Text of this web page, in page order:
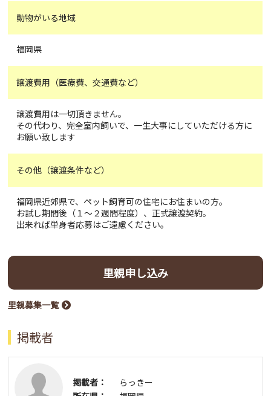
動物がいる地域
福岡県
譲渡費用（医療費、交通費など）
譲渡費用は一切頂きません。
その代わり、完全室内飼いで、一生大事にしていただける方に
お願い致します
その他（譲渡条件など）
福岡県近郊県で、ペット飼育可の住宅にお住まいの方。
お試し期間後（１～２週間程度）、正式譲渡契約。
出来れば単身者応募はご遠慮ください。
里親申し込み
里親募集一覧
掲載者
掲載者：
らっきー